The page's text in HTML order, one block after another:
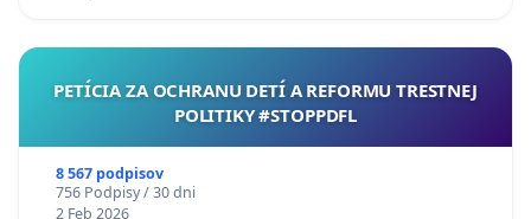
PETÍCIA ZA OCHRANU DETÍ A REFORMU TRESTNEJ
POLITIKY #STOPPDFL
8 567 podpisov
756 Podpisy / 30 dni
2 Feb 2026